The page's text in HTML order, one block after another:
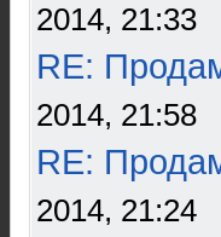
2014, 21:33
RE:
2014, 21:58
RE:
2014, 21:24